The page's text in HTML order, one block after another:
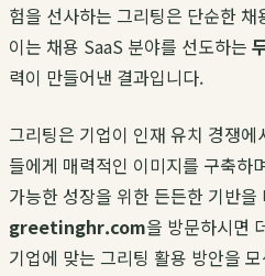
험을 선사하는 그리팅은 단순한
이는 채용 SaaS 분야를 선도하는
력이 만들어낸 결과입니다.
그리팅은 기업이 인재 유치 경쟁
들에게 매력적인 이미지를 구축하
가능한 성장을 위한 든든한 기반을
greetinghr.com을 방문하시면
기업에 맞는 그리팅 활용 방안을